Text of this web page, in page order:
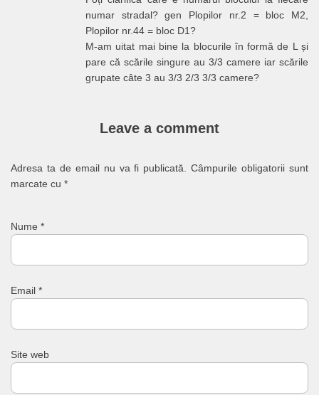
numar stradal? gen Plopilor nr.2 = bloc M2,
Plopilor nr.44 = bloc D1?
M-am uitat mai bine la blocurile în formă de L și
pare că scările singure au 3/3 camere iar scările
grupate câte 3 au 3/3 2/3 3/3 camere?
Leave a comment
Adresa ta de email nu va fi publicată.
Câmpurile obligatorii sunt
marcate cu *
Nume *
Email *
Site web